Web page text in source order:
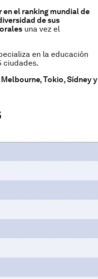
en el ranking mundial de
de sus
una vez el
en la educación
ciudades.
Tokio, Sídney y